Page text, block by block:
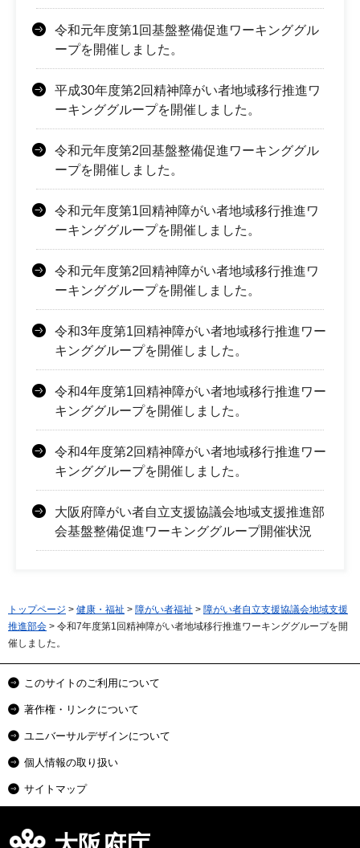
令和元年度第1回基盤整備促進ワーキンググル
ープを開催しました。
平成30年度第2回精神障がい者地域移行推進ワ
ーキンググループを開催しました。
令和元年度第2回基盤整備促進ワーキンググル
ープを開催しました。
令和元年度第1回精神障がい者地域移行推進ワ
ーキンググループを開催しました。
令和元年度第2回精神障がい者地域移行推進ワ
ーキンググループを開催しました。
令和3年度第1回精神障がい者地域移行推進ワー
キンググループを開催しました。
令和4年度第1回精神障がい者地域移行推進ワー
キンググループを開催しました。
令和4年度第2回精神障がい者地域移行推進ワー
キンググループを開催しました。
大阪府障がい者自立支援協議会地域支援推進部
会基盤整備促進ワーキンググループ開催状況
トップページ > 健康・福祉 > 障がい者福祉 > 障がい者自立支援協議会地域支援
推進部会 > 令和7年度第1回精神障がい者地域移行推進ワーキンググループを開
催しました。
このサイトのご利用について
著作権・リンクについて
ユニバーサルデザインについて
個人情報の取り扱い
サイトマップ